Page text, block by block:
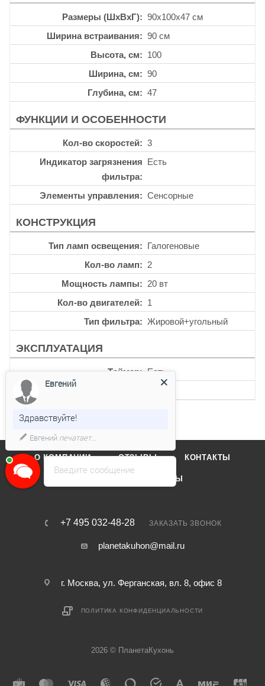
Размеры (ШхВхГ)
90x100x47 см
Ширина встраивания
90 см
Высота, см
100
Ширина, см
90
Глубина, см
47
ФУНКЦИИ И ОСОБЕННОСТИ
Кол-во скоростей
3
Индикатор загрязнения
фильтра
Есть
Элементы управления Сенсорные
КОНСТРУКЦИЯ
Тип ламп освещения
Галогеновые
Кол-во ламп
2
Мощность лампы
20 вт
Кол-во двигателей
1
Тип фильтра
Жировой+угольный
ЭКСПЛУАТАЦИЯ
Таймер
Есть
О КОМПАНИИ ОТЗЫВЫ КОНТАКТЫ
БРЕНДЫ
+7 495 032-48-28 ЗАКАЗАТЬ ЗВОНОК
planetakuhon@mail.ru
г. Москва, ул. Ферганская, вл. 8, офис 8
ПОЛИТИКА КОНФИДЕНЦИАЛЬНОСТИ
2026 © ПланетаКухонь
Введите сообщение
Евгений
Здравствуйте!
Евгенийпечатает...